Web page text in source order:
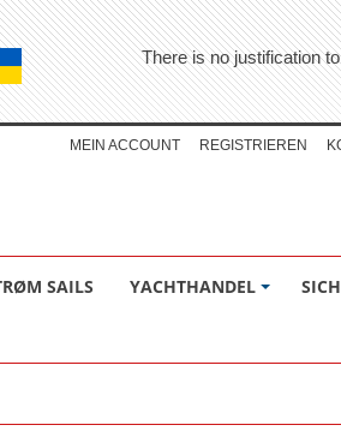
There is no justification
MEIN ACCOUNT REGISTRIEREN
SAILS YACHTHANDEL